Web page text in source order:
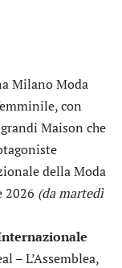
Milano Moda
con
Maison che
della Moda
2026 (da martedì
– L’Assemblea,